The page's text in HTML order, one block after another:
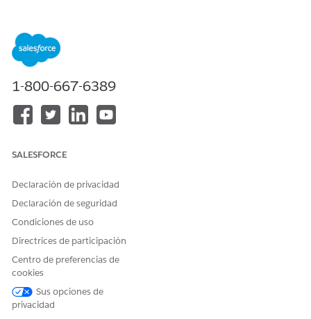
Disponible en: Ediciones
Unlimited
Agentforce for Automotive Edition o incluido en Agentforce
1 Automotive Edition. Requiere que cada usuario tenga el
complemento Agentforce for Automotive para acceder a la
acción.
NECESARIOS
agentes estándar.
Detalles de acción
Tipo de acción de referencia
¿Ejecuta esta acción una o
1-800-667-6389
SALESFORCE
Declaración de privacidad
Declaración de seguridad
Condiciones de uso
Directrices de participación
Centro de preferencias de
cookies
Sus opciones de
privacidad